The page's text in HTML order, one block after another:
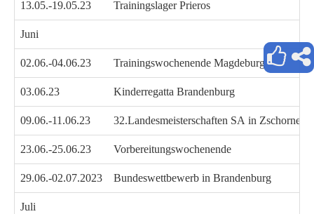
13.05.-19.05.23 Trainingslager Prieros
Juni
02.06.-04.06.23 Trainingswochenende Magdeburg
03.06.23 Kinderregatta Brandenburg
09.06.-11.06.23 32.Landesmeisterschaften SA in
23.06.-25.06.23 Vorbereitungswochenende
29.06.-02.07.2023 Bundeswettbewerb in Brandenburg
Juli